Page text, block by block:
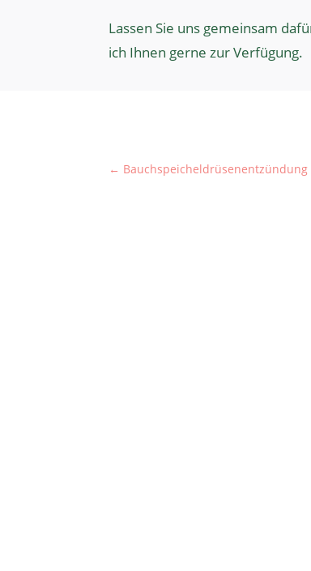
Lassen Sie uns gemeinsam
ich Ihnen gerne zur Verfügung.
←